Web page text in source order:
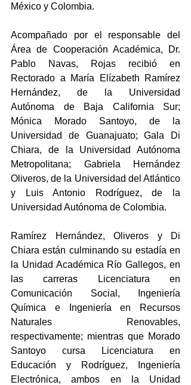
México y Colombia.
Acompañado por el responsable del
Área de Cooperación Académica, Dr.
Pablo Navas, Rojas recibió en
Rectorado a María Elízabeth Ramírez
Hernández, de la Universidad
Autónoma de Baja California Sur;
Mónica Morado Santoyo, de la
Universidad de Guanajuato; Gala Di
Chiara, de la Universidad Autónoma
Metropolitana; Gabriela Hernández
Oliveros, de la Universidad del Atlántico
y Luis Antonio Rodríguez, de la
Universidad Autónoma de Colombia.
Ramírez Hernández, Oliveros y Di
Chiara están culminando su estadía en
la Unidad Académica Río Gallegos, en
las carreras Licenciatura en
Comunicación Social, Ingeniería
Química e Ingeniería en Recursos
Naturales Renovables,
respectivamente; mientras que Morado
Santoyo cursa Licenciatura en
Educación y Rodríguez, Ingeniería
Electrónica, ambos en la Unidad